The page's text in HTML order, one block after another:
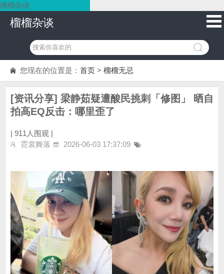
榴榴杂谈
榴榴杂谈
您现在的位置是： 首页 > 榴榴无忌
[资讯分享] 梁静茹疑遭酸民挑刺「修图」 晒自
拍高EQ反击：哪里歪了
| 911人围观 |
霓裳舞落
2026-06-03 17:37:09